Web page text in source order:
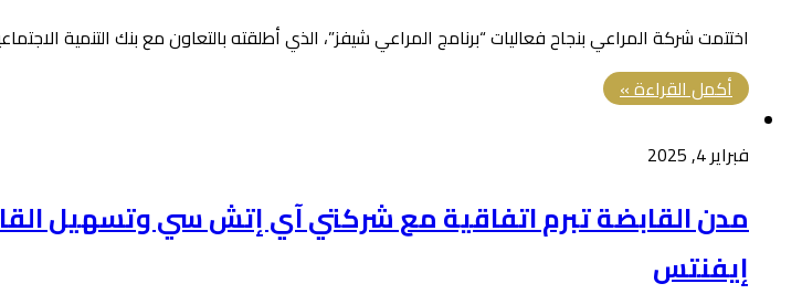
اختتمت شركة المراعي بنجاح فعاليات “برنامج المراعي شيفز”، الذي أطلقته بالتعاون مع بنك التنمية
أكمل القراءة »
فبراير 4, 2025
مدن القابضة تبرم اتفاقية مع شركتي آي إتش سي وتسهيل
إيفنتس